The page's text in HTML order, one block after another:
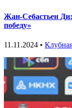
Жан-Себастьен
победу»
11.11.2024 •